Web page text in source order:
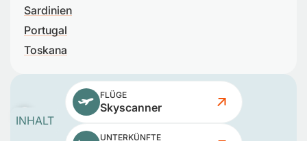
INHALT
Sardinien
Portugal
Toskana
FLÜGE
Skyscanner
UNTERKÜNFTE